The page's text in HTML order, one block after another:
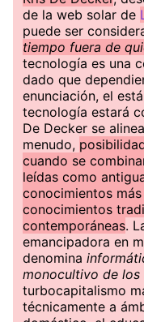
de la web solar de
puede ser
tiempo fuera de
tecnología es una
dado que
enunciación, el
tecnología estará
De Decker se
menudo,
cuando se
leídas como
conocimientos
conocimientos
contemporáneas.
emancipadora en
denomina
monocultivo de los
turbocapitalismo
técnicamente a